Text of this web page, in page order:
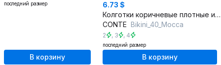
последний размер
В корзину
6.73 $
Колготки коричневые плотные из трикотажа для повседневной носки
CONTE Bikini_40_Mocca
2 , 3 , 4
последний размер
В корзину